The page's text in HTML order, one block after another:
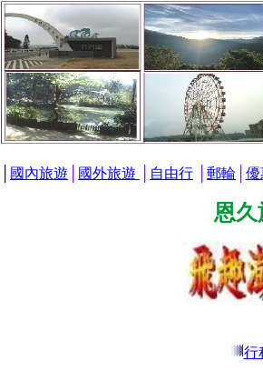
國內旅遊 國外旅遊 自由行 郵輪 優
恩
行